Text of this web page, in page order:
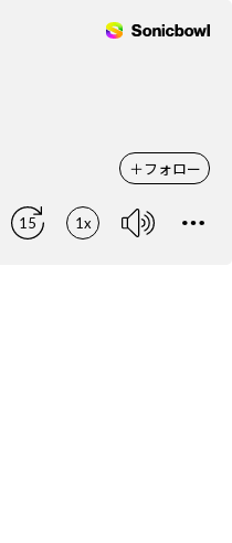
＋フォロー
15 1x